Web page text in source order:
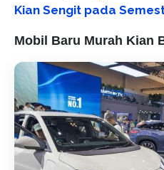
Kian Sengit pada
Mobil Baru Murah Kian